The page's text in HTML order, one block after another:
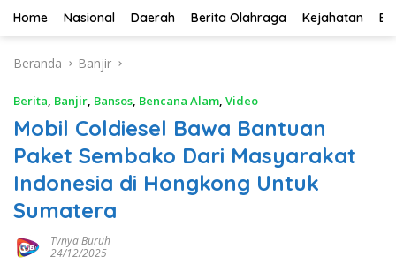
Home Nasional Daerah Berita Olahraga Kejahatan
Beranda Banjir
Berita, Banjir, Bansos, Bencana Alam, Video
Mobil Coldiesel Bawa Bantuan
Paket Sembako Dari Masyarakat
Indonesia di Hongkong Untuk
Sumatera
Tvnya Buruh
24/12/2025